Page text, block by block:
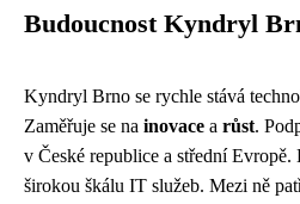
Budoucnost Kyndryl
Kyndryl Brno se rychle stává
Zaměřuje se na inovace a růst.
v České republice a střední
širokou škálu IT služeb. Mezi ně